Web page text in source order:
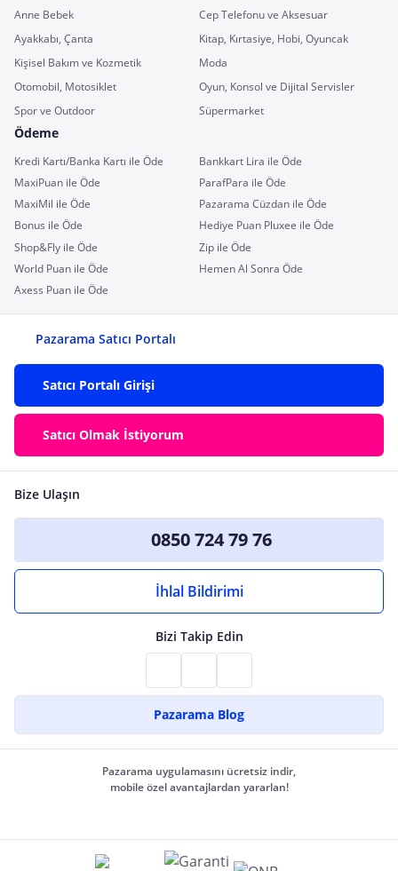
Anne Bebek
Cep Telefonu ve Aksesuar
Ayakkabı, Çanta
Kitap, Kırtasiye, Hobi, Oyuncak
Kişisel Bakım ve Kozmetik
Moda
Otomobil, Motosiklet
Oyun, Konsol ve Dijital Servisler
Spor ve Outdoor
Süpermarket
Ödeme
Kredi Kartı/Banka Kartı ile Öde
Bankkart Lira ile Öde
MaxiPuan ile Öde
ParafPara ile Öde
MaxiMil ile Öde
Pazarama Cüzdan ile Öde
Bonus ile Öde
Hediye Puan Pluxee ile Öde
Shop&Fly ile Öde
Zip ile Öde
World Puan ile Öde
Hemen Al Sonra Öde
Axess Puan ile Öde
Pazarama Satıcı Portalı
Satıcı Portalı Girişi
Satıcı Olmak İstiyorum
Bize Ulaşın
0850 724 79 76
İhlal Bildirimi
Bizi Takip Edin
Pazarama Blog
Pazarama uygulamasını ücretsiz indir,
mobile özel avantajlardan yararlan!